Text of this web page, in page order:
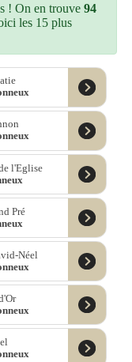
! On en trouve94
les 15 plus
l'Eglise
Pré
Néel